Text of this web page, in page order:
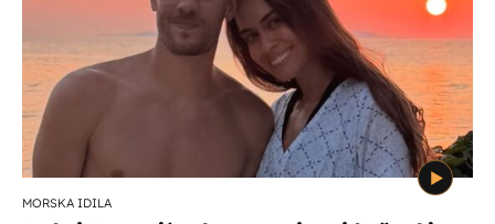
MORSKA IDILA